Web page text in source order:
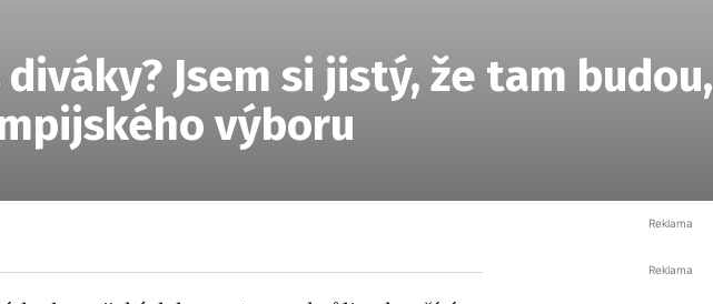
Jsem si jistý, že tam budou,
výboru
Reklama
Reklama